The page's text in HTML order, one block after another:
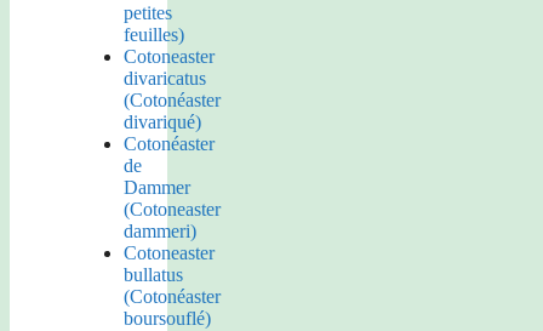
petites
feuilles)
Cotoneaster
divaricatus
(Cotonéaster
divariqué)
Cotonéaster
de
Dammer
(Cotoneaster
dammeri)
Cotoneaster
bullatus
(Cotonéaster
boursouflé)